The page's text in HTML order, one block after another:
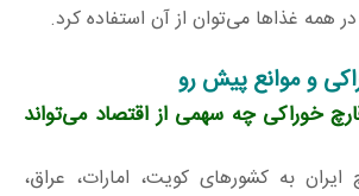
همه غذاها می‌توان از آن استفاده کرد.
و موانع پیش رو
خوراکی چه سهمی از اقتصاد می‌تواند
به کشورهای کویت، امارات، عراق،